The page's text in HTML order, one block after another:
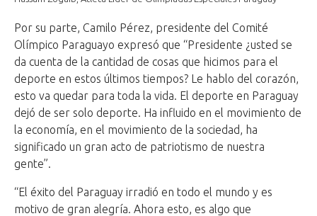
Por su parte, Camilo Pérez, presidente del Comité
Olímpico Paraguayo expresó que “Presidente ¿usted se
da cuenta de la cantidad de cosas que hicimos para el
deporte en estos últimos tiempos? Le hablo del corazón,
esto va quedar para toda la vida. El deporte en Paraguay
dejó de ser solo deporte. Ha influido en el movimiento de
la economía, en el movimiento de la sociedad, ha
significado un gran acto de patriotismo de nuestra
gente”.
“El éxito del Paraguay irradió en todo el mundo y es
motivo de gran alegría. Ahora esto, es algo que